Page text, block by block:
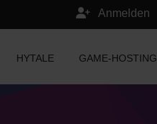
Anmelden
HYTALE GAME-HOSTING